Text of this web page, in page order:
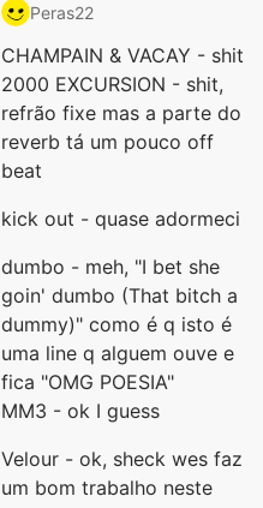
Peras22
CHAMPAIN & VACAY - shit
2000 EXCURSION - shit,
refrão fixe mas a parte do
reverb tá um pouco off
beat
kick out - quase adormeci
dumbo - meh, "I bet she
goin' dumbo (That bitch a
dummy)" como é q isto é
uma line q alguem ouve e
fica "OMG POESIA"
MM3 - ok I guess
Velour - ok, sheck wes faz
um bom trabalho neste